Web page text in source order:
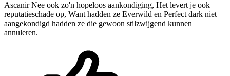
Ascanir Nee ook zo'n hopeloos aankondiging, Het levert je ook
reputatieschade op, Want hadden ze Everwild en Perfect dark niet
aangekondigd hadden ze die gewoon stilzwijgend kunnen
annuleren.